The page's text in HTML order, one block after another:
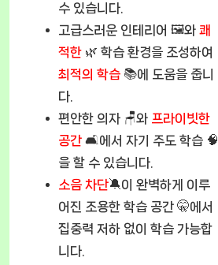
수 있습니다.
고급스러운 인테리어 🖼️와 쾌
적한 🌿 학습 환경을 조성하여
최적의 학습 📚에 도움을 줍니
다.
편안한 의자 🪑와 프라이빗한
공간 🛋️에서 자기 주도 학습 🧠
을 할 수 있습니다.
소음 차단🔕이 완벽하게 이루
어진 조용한 학습 공간 🤫에서
집중력 저하 없이 학습 가능합
니다.